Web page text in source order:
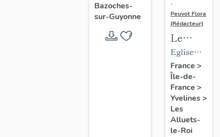
Bazoches-
sur-Guyonne
-
Peuvot Flora
(Rédacteur)
Le
mobilier
de
l'église
Saint-
Nicolas
Eglise
paroissiale
Saint-
Nicolas
France >
Île-de-
France >
Yvelines>
Les
Alluets-
le-Roi